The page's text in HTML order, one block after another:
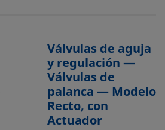
Válvulas de aguja
y regulación —
Válvulas de
palanca — Modelo
Recto, con
Actuador